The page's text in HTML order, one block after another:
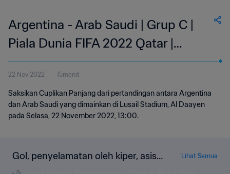
Argentina - Arab Saudi | Grup C |
Piala Dunia FIFA 2022 Qatar |
Cuplikan Panjang
22 Nov 2022 15menit
Saksikan Cuplikan Panjang dari pertandingan antara Argentina
dan Arab Saudi yang dimainkan di Lusail Stadium, Al Daayen
pada Selasa, 22 November 2022, 13:00.
Gol, penyelamatan oleh kiper, asis,
dan lainnya!
Lihat Semua